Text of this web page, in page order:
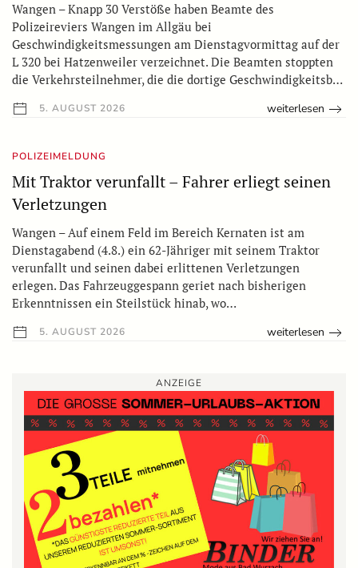
Wangen – Knapp 30 Verstöße haben Beamte des
Polizeireviers Wangen im Allgäu bei
Geschwindigkeitsmessungen am Dienstagvormittag auf der
L 320 bei Hatzenweiler verzeichnet. Die Beamten stoppten
die Verkehrsteilnehmer, die die dortige Geschwindigkeitsb…
5. AUGUST 2026 weiterlesen
POLIZEIMELDUNG
Mit Traktor verunfallt – Fahrer erliegt seinen
Verletzungen
Wangen – Auf einem Feld im Bereich Kernaten ist am
Dienstagabend (4.8.) ein 62-Jähriger mit seinem Traktor
verunfallt und seinen dabei erlittenen Verletzungen
erlegen. Das Fahrzeuggespann geriet nach bisherigen
Erkenntnissen ein Steilstück hinab, wo…
5. AUGUST 2026 weiterlesen
ANZEIGE